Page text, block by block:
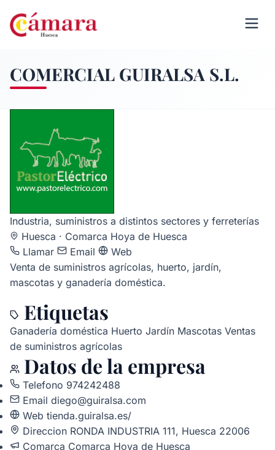
COMERCIAL GUIRALSA S.L.
Industria, suministros a distintos sectores y ferreterías
Huesca · Comarca Hoya de Huesca
Llamar
Email
Web
Venta de suministros agrícolas, huerto, jardín,
mascotas y ganadería doméstica.
Etiquetas
Ganadería doméstica Huerto Jardín Mascotas Ventas
de suministros agrícolas
Datos de la empresa
Telefono 974242488
Email diego@guiralsa.com
Web tienda.guiralsa.es/
Direccion RONDA INDUSTRIA 111, Huesca 22006
Comarca Comarca Hoya de Huesca